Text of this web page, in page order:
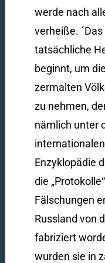
werde nach
verheiße.
tatsächliche
beginnt, um
zermalten
zu nehmen,
nämlich unter
Enzyklopädie
die
Fälschungen
Russland von
fabriziert
wurden sie in